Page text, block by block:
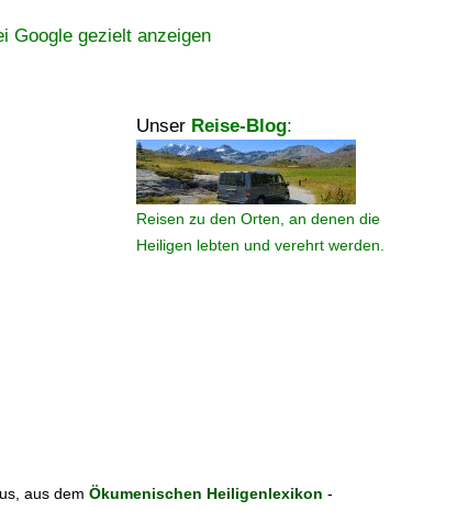
Google gezielt anzeigen
Unser Reise-Blog:
Reisen zu den Orten, an denen die
Heiligen lebten und verehrt werden.
aus dem Ökumenischen Heiligenlexikon -